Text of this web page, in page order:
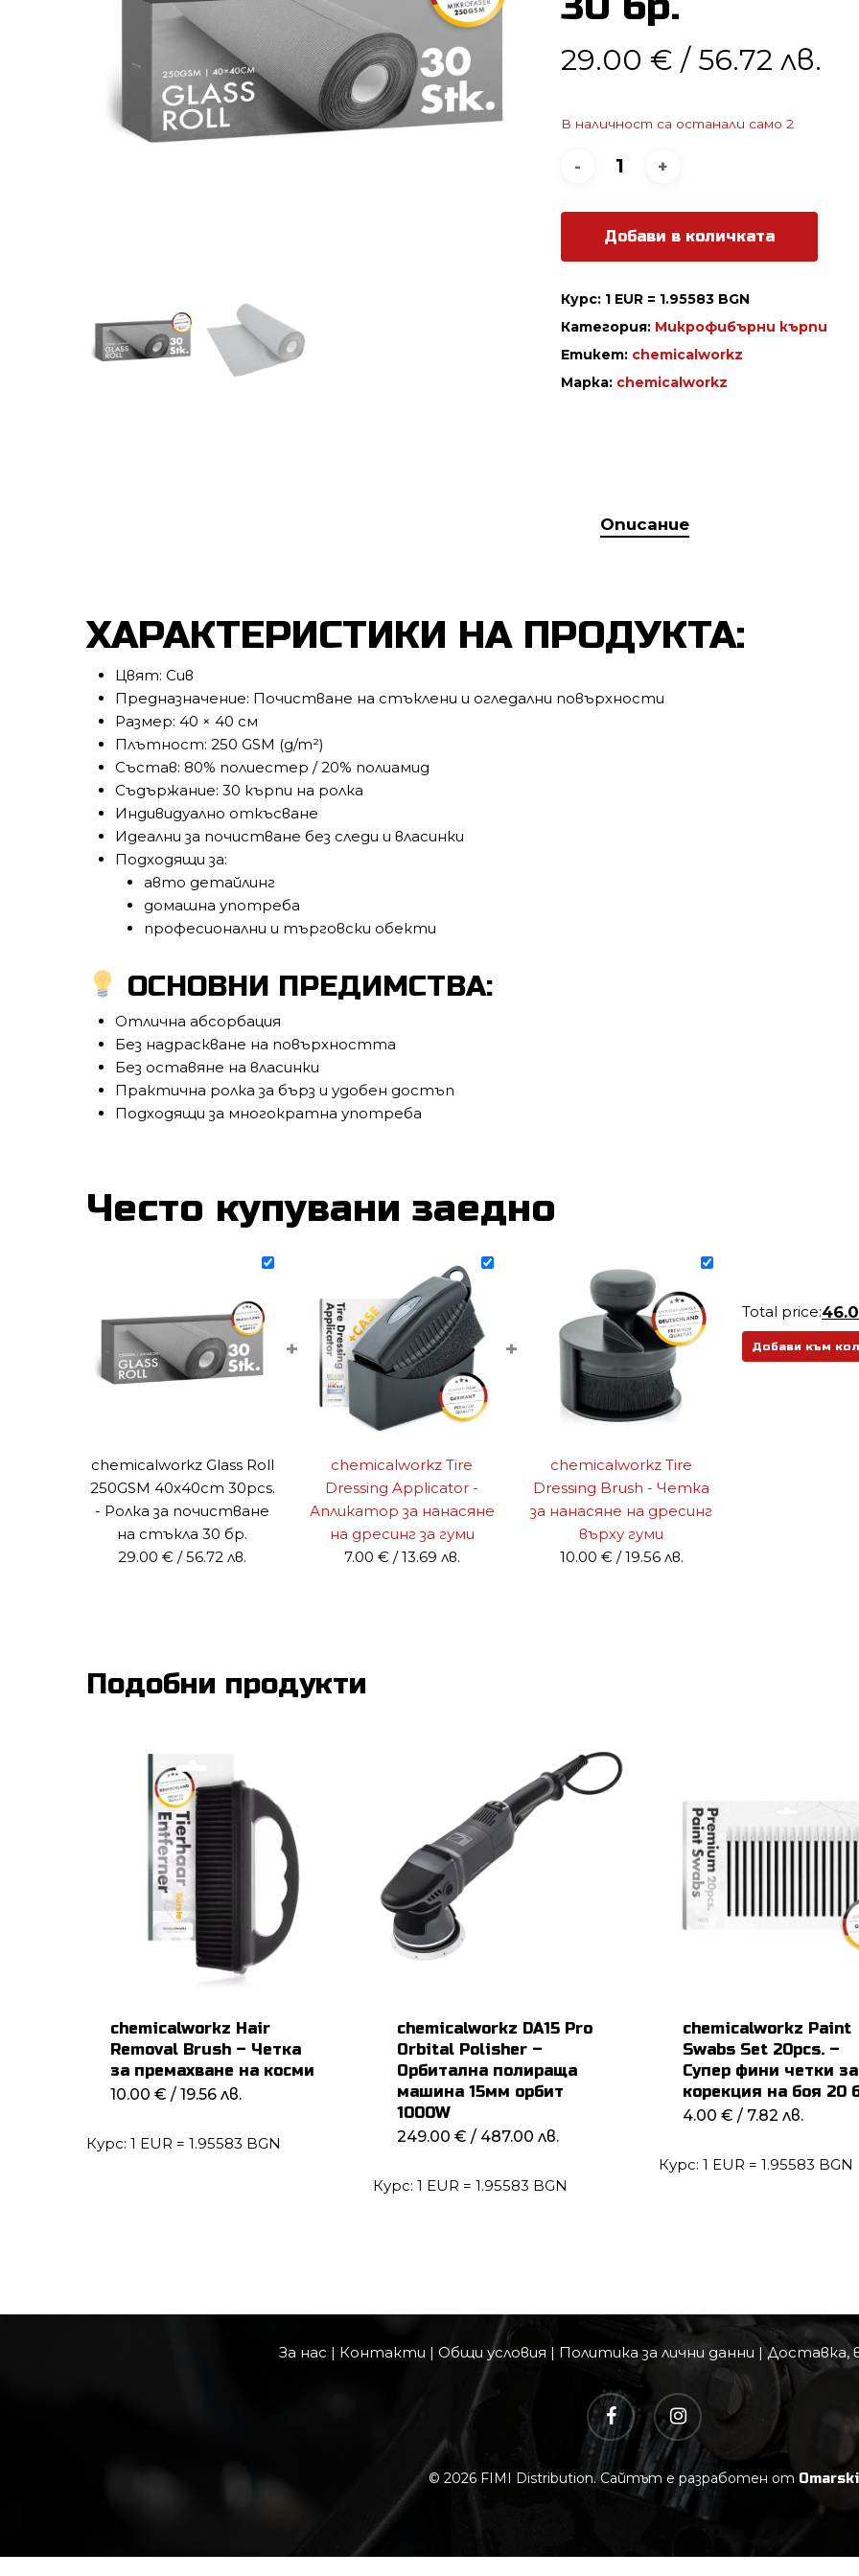
29.00 € / 56.72 лв.
В наличност са останали само 2
Добави в количката
Курс: 1 EUR = 1.95583 BGN
Категория: Микрофибърни кърпи
Етикет: chemicalworkz
Марка: chemicalworkz
Описание
ХАРАКТЕРИСТИКИ НА ПРОДУКТА:
Цвят: Сив
Предназначение: Почистване на стъклени и огледални повърхности
Размер: 40 × 40 см
Плътност: 250 GSM (g/m²)
Състав: 80% полиестер / 20% полиамид
Съдържание: 30 кърпи на ролка
Индивидуално откъсване
Идеални за почистване без следи и власинки
Подходящи за:
авто детайлинг
домашна употреба
професионални и търговски обекти
ОСНОВНИ ПРЕДИМСТВА:
Отлична абсорбация
Без надраскване на повърхността
Без оставяне на власинки
Практична ролка за бърз и удобен достъп
Подходящи за многократна употреба
Често купувани заедно
chemicalworkz Glass Roll
250GSM 40x40cm 30pcs.
- Ролка за почистване
на стъкла 30 бр.
29.00 € / 56.72 лв.
+
chemicalworkz Tire
Dressing Applicator -
Апликатор за нанасяне
на дресинг за гуми
7.00 € / 13.69 лв.
+
chemicalworkz Tire
Dressing Brush - Четка
за нанасяне на дресинг
върху гуми
10.00 € / 19.56 лв.
Total price:
Добави към
Подобни продукти
chemicalworkz Hair
Removal Brush – Четка
за премахване на косми
10.00 € / 19.56 лв.
Курс: 1 EUR = 1.95583 BGN
chemicalworkz DA15 Pro
Orbital Polisher –
Орбитална полираща
машина 15мм орбит
1000W
249.00 € / 487.00 лв.
Курс: 1 EUR = 1.95583 BGN
chemicalworkz Paint
Swabs Set 20pcs. –
Супер фини четки за
корекция на боя 20
4.00 € / 7.82 лв.
Курс: 1 EUR = 1.95583 BGN
За нас | Контакти | Общи условия | Политика за лични данни |Доставка,
facebook instagram
© 2026 FIMI Distribution. Сайтът е разработен от Omarski